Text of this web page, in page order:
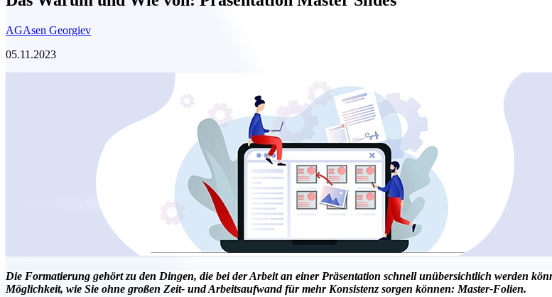
AGAsen Georgiev
05.11.2023
Die Formatierung gehört zu den Dingen, die bei der Arbeit an einer Präsentation schnell unübersichtlich werden
Möglichkeit, wie Sie ohne großen Zeit- und Arbeitsaufwand für mehr Konsistenz sorgen können: Master-Folien.